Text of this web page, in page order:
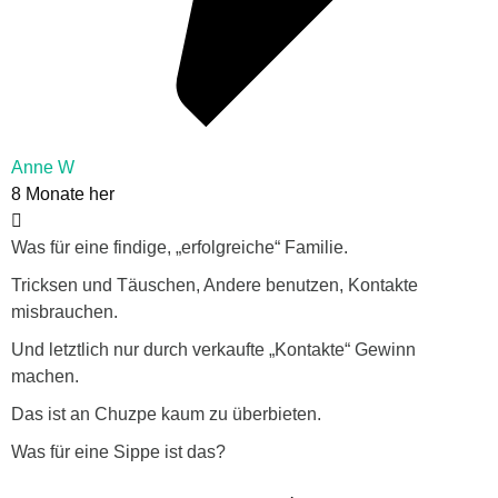
Anne W
8 Monate her
Was für eine findige, „erfolgreiche“ Familie.
Tricksen und Täuschen, Andere benutzen, Kontakte
misbrauchen.
Und letztlich nur durch verkaufte „Kontakte“ Gewinn
machen.
Das ist an Chuzpe kaum zu überbieten.
Was für eine Sippe ist das?